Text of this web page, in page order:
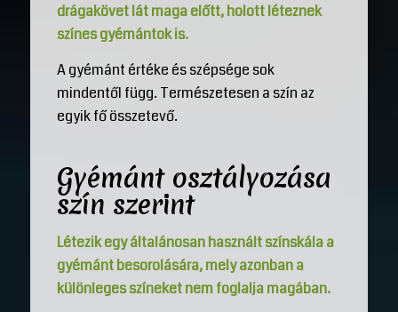
drágakövet lát maga előtt, holott léteznek
színes gyémántok is.
A gyémánt értéke és szépsége sok
mindentől függ. Természetesen a szín az
egyik fő összetevő.
Gyémánt osztályozása
szín szerint
Létezik egy általánosan használt színskála a
gyémánt besorolására, mely azonban a
különleges színeket nem foglalja magában.